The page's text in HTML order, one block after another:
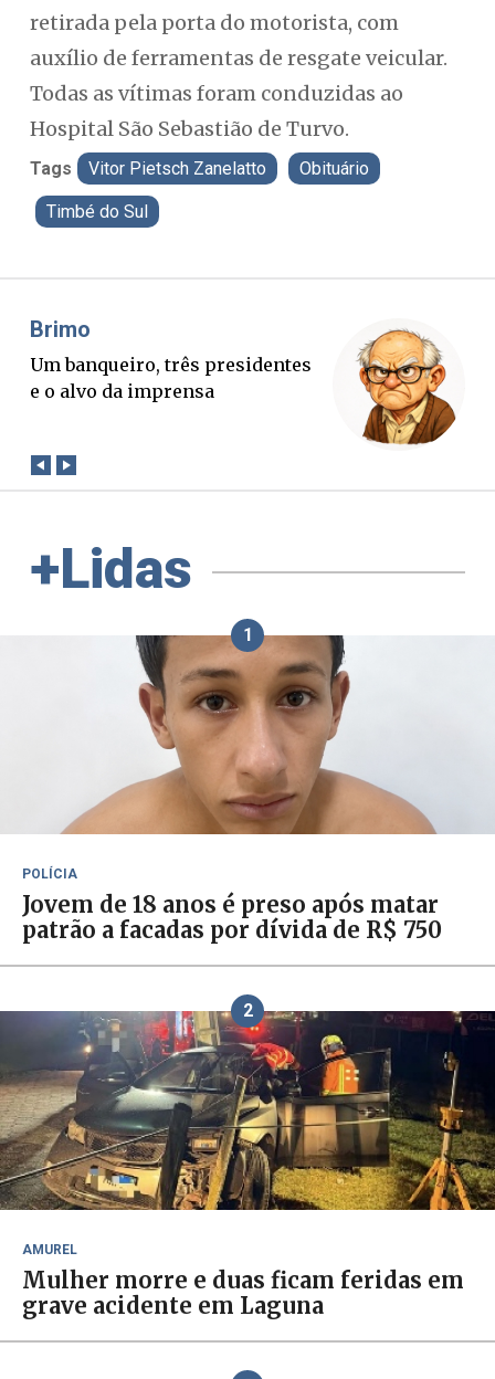
retirada pela porta do motorista, com
auxílio de ferramentas de resgate veicular.
Todas as vítimas foram conduzidas ao
Hospital São Sebastião de Turvo.
Tags Vitor Pietsch Zanelatto Obituário
Timbé do Sul
O Boato corre mais rápido que a
verdade. Mas quem paga a
+Lidas
1
POLÍCIA
Jovem de 18 anos é preso após matar
patrão a facadas por dívida de R$ 750
2
AMUREL
Mulher morre e duas ficam feridas em
grave acidente em Laguna